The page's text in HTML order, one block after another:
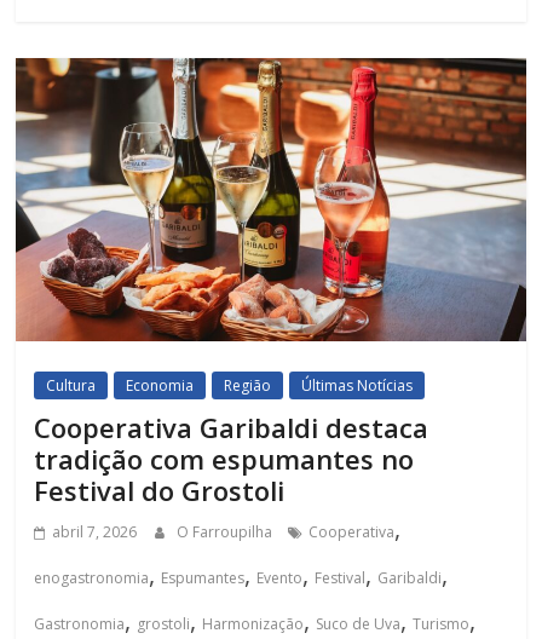
Cultura Economia Região Últimas Notícias
Cooperativa Garibaldi destaca
tradição com espumantes no
Festival do Grostoli
abril 7, 2026 O Farroupilha Cooperativa,
enogastronomia, Espumantes, Evento, Festival, Garibaldi,
Gastronomia, grostoli, Harmonização, Suco de Uva,Turismo,